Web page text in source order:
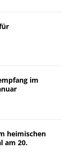
im
heimischen
am 20.